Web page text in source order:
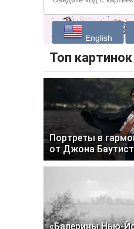
English
Топ
Портреты в
от Джона
«Балерины Нью-